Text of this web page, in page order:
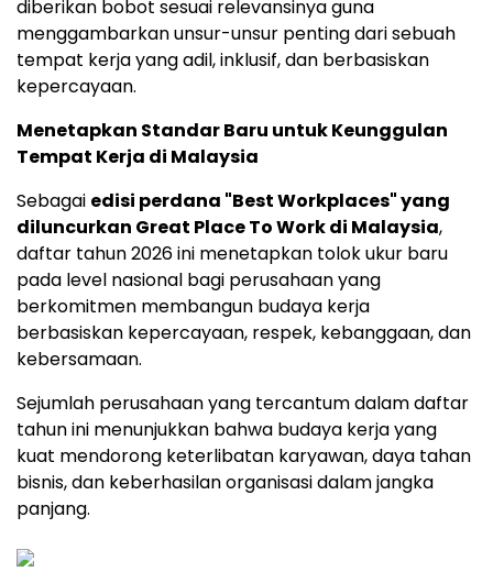
diberikan bobot sesuai relevansinya guna
menggambarkan unsur-unsur penting dari sebuah
tempat kerja yang adil, inklusif, dan berbasiskan
kepercayaan.
Menetapkan Standar Baru untuk Keunggulan
Tempat Kerja di Malaysia
Sebagai edisi perdana "Best Workplaces" yang
diluncurkan Great Place To Work di Malaysia,
daftar tahun 2026 ini menetapkan tolok ukur baru
pada level nasional bagi perusahaan yang
berkomitmen membangun budaya kerja
berbasiskan kepercayaan, respek, kebanggaan, dan
kebersamaan.
Sejumlah perusahaan yang tercantum dalam daftar
tahun ini menunjukkan bahwa budaya kerja yang
kuat mendorong keterlibatan karyawan, daya tahan
bisnis, dan keberhasilan organisasi dalam jangka
panjang.